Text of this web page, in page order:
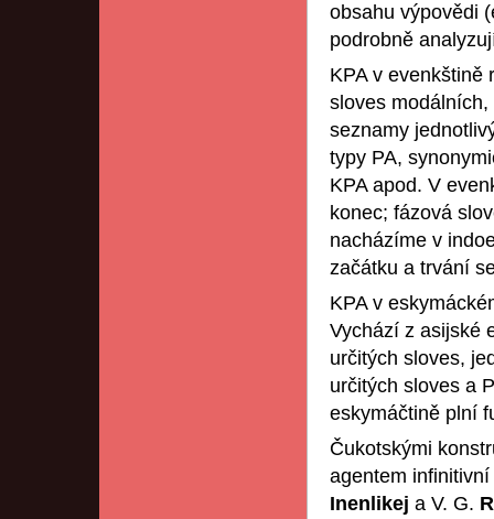
obsahu výpovědi
podrobně
KPA v evenkštině
sloves
seznamy
typy PA,
KPA apod. V
konec; fázová
nacházíme v
začátku a trvání
KPA v
Vychází z asijské
určitých sloves,
určitých sloves a
eskymáčtině plní
Čukotskými
agentem
Inenlikej a V. G.